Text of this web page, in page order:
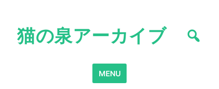
content猫の泉アーカイブ
Search
for:
MENU